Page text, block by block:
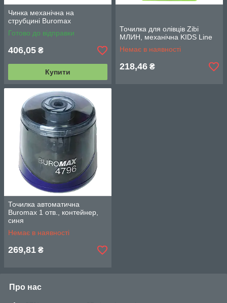
Чинка механічна на
струбцині Buromax
Готово до відправки
406,05 ₴
Купити
Точилка для олівців Zibi
МЛИН, механічна KIDS Line
Немає в наявності
218,46 ₴
Точилка автоматична
Buromax 1 отв., контейнер,
синя
Немає в наявності
269,81 ₴
Про нас